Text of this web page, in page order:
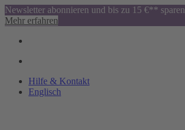
Newsletter abonnieren und bis zu 15 €** sparen
Mehr erfahren
Hilfe & Kontakt
Englisch